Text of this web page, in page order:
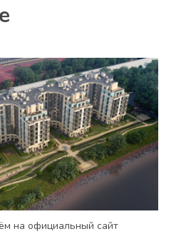
на официальный сайт